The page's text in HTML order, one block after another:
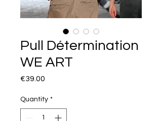
Pull Détermination
WE ART
€39.00
Quantity *